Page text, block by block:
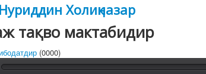
Холиқназар
тақво мактабидир
(0000)